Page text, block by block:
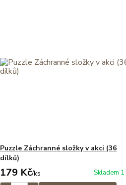
Puzzle Záchranné složky v akci (36
dílků)
179 Kč/ks Skladem 1